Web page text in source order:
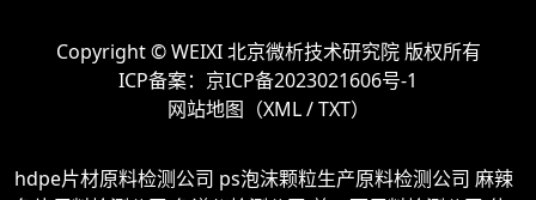
Copyright ©WEIXI 北京微析技术研究院版权所有
ICP备案： 京ICP备2023021606号-1
网站地图（XML/TXT）
hdpe片材原料检测公司 ps泡沫颗粒生产原料检测公司 麻辣